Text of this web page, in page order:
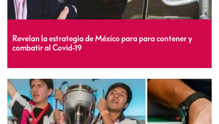
Revelan la estrategia de México para para contener y
combatir al Covid-19